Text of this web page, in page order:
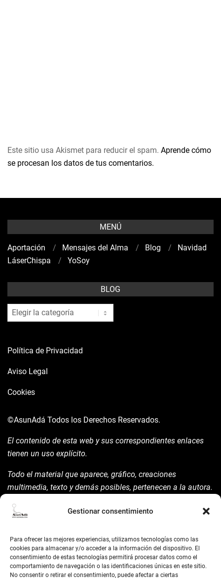
Gestionar consentimiento
Para ofrecer las mejores experiencias, utilizamos tecnologías como las
cookies para almacenar y/o acceder a la información del dispositivo. El
consentimiento de estas tecnologías permitirá procesar datos como el
comportamiento de navegación o las identificaciones únicas en este sitio.
No consentir o retirar el consentimiento, puede afectar a ciertas
Este sitio usa Akismet para reducir el spam. Aprende cómo
se procesan los datos de tus comentarios.
MENÚ
Aportación Mensajes del Alma Blog
Navidad
LáserChispa
YoSoy
BLOG
blog
Política de Privacidad
Aviso Legal
Cookies
©AsunAdá Todos los Derechos Reservados.
El contenido de esta web y sus correspondientes enlaces
tienen un uso explícito.
Todo el material que aparece, gráfico, creaciones
multimedia, texto y demás posibles, pertenecen a la autora.
la mism para ello.
©AsunAdá ​Gracias.